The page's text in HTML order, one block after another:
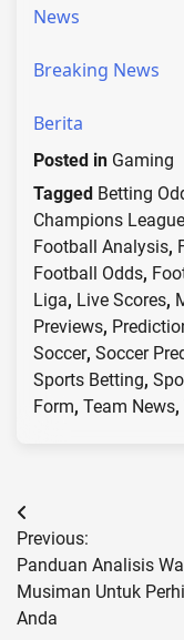
News
Breaking News
Berita
Posted in Gaming
Tagged Betting
Champions League
Football Analysis,
Football Odds,
Liga, Live Scores,
Previews,
Soccer, Soccer
Sports Betting,
Form, Team News,
Post
navigation
Previous:
Panduan Analisis
Musiman Untuk
Anda